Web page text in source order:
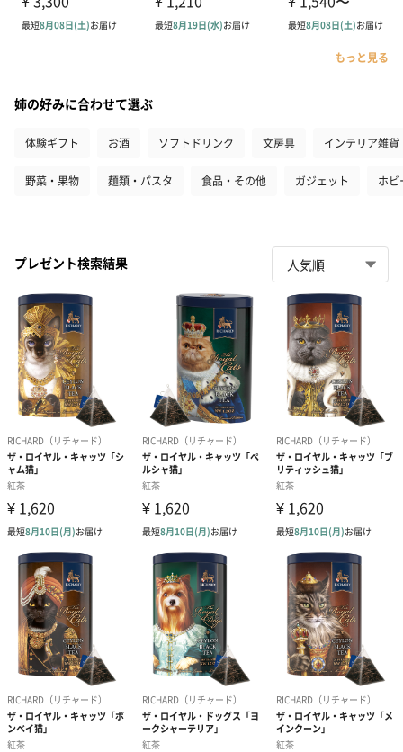
もっと見る
姉の好みに合わせて選ぶ
体験ギフト お酒 ソフトドリンク 文房具 インテリア雑貨
野菜・果物 麺類・パスタ 食品・その他 ガジェット ホビ
プレゼント検索結果